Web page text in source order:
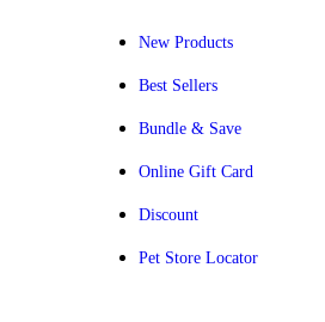
New Products
Best Sellers
Bundle & Save
Online Gift Card
Discount
Pet Store Locator